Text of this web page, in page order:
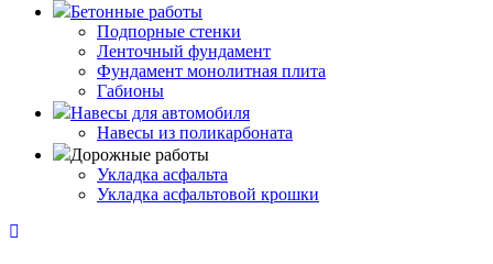
Бетонные работы
Подпорные стенки
Ленточный фундамент
Фундамент монолитная плита
Габионы
Навесы для автомобиля
Навесы из поликарбоната
Дорожные работы
Укладка асфальта
Укладка асфальтовой крошки